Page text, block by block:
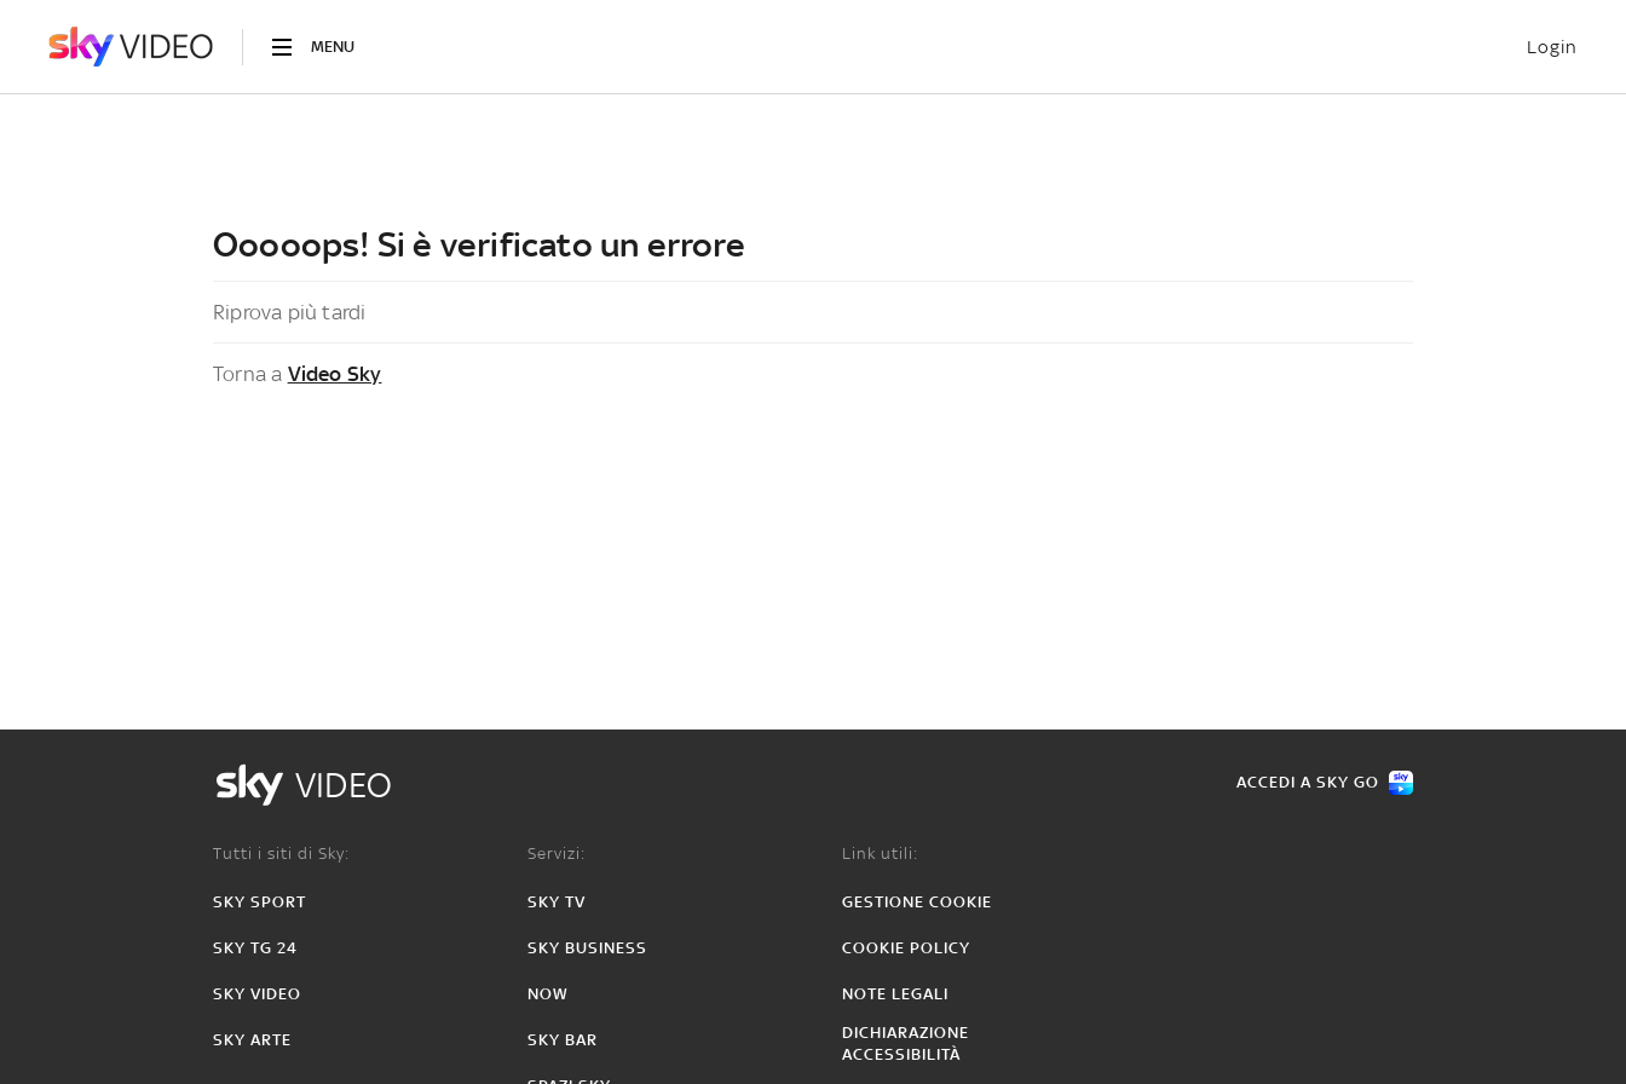
MENU Login
Ooooops! Si è verificato un errore
Riprova più tardi
Torna a Video Sky
VIDEO ACCEDI A SKY GO
Tutti i siti di Sky:
SKY SPORT
SKY TG 24
SKY VIDEO
SKY ARTE
Servizi:
SKY TV
SKY BUSINESS
NOW
SKY BAR
Link utili:
GESTIONE COOKIE
COOKIE POLICY
NOTE LEGALI
DICHIARAZIONE
ACCESSIBILITÀ